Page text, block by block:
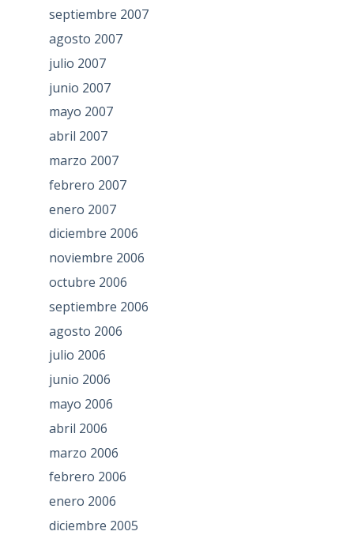
septiembre 2007
agosto 2007
julio 2007
junio 2007
mayo 2007
abril 2007
marzo 2007
febrero 2007
enero 2007
diciembre 2006
noviembre 2006
octubre 2006
septiembre 2006
agosto 2006
julio 2006
junio 2006
mayo 2006
abril 2006
marzo 2006
febrero 2006
enero 2006
diciembre 2005